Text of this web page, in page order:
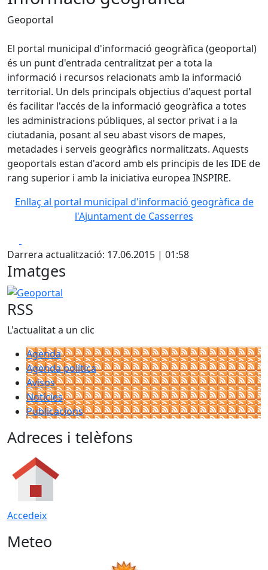
Geoportal
El portal municipal d'informació geogràfica (geoportal)
és un punt d'entrada centralitzat per a tota la
informació i recursos relacionats amb la informació
territorial. Un dels principals objectius d'aquest portal
és facilitar l'accés de la informació geogràfica a totes
les administracions públiques, al sector privat i a la
ciutadania, posant al seu abast visors de mapes,
metadades i serveis geogràfics normalitzats. Aquests
geoportals estan d'acord amb els principis de les IDE de
rang superior i amb la iniciativa europea INSPIRE.
Enllaç al portal municipal d'informació geogràfica de
l'Ajuntament de Casserres
Darrera actualització: 17.06.2015 | 01:58
Imatges
Geoportal
RSS
L'actualitat a un clic
Agenda
Agenda política
Avisos
Notícies
Publicacions
Adreces i telèfons
Accedeix
Meteo